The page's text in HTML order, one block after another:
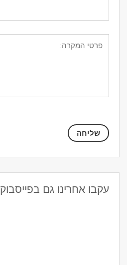
עקבו אחרינו גם בפייסבוק